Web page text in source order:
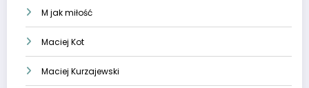
M jak miłość
Maciej Kot
Maciej Kurzajewski